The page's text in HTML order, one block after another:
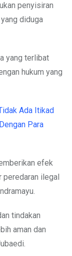
penyisiran
diduga
yang terlibat
hukum yang
Ada Itikad
Para
efek
ilegal
tindakan
aman dan